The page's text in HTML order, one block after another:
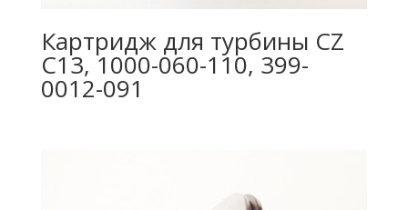
Картридж для турбины CZ
C13, 1000-060-110, 399-
0012-091